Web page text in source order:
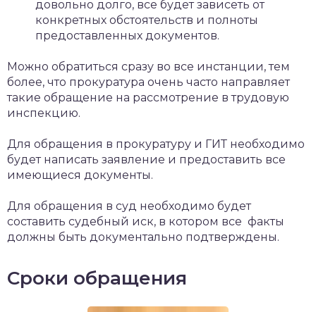
довольно долго, все будет зависеть от
конкретных обстоятельств и полноты
предоставленных документов.
Можно обратиться сразу во все инстанции, тем
более, что прокуратура очень часто направляет
такие обращение на рассмотрение в трудовую
инспекцию.
Для обращения в прокуратуру и ГИТ необходимо
будет написать заявление и предоставить все
имеющиеся документы.
Для обращения в суд необходимо будет
составить судебный иск, в котором все факты
должны быть документально подтверждены.
Сроки обращения